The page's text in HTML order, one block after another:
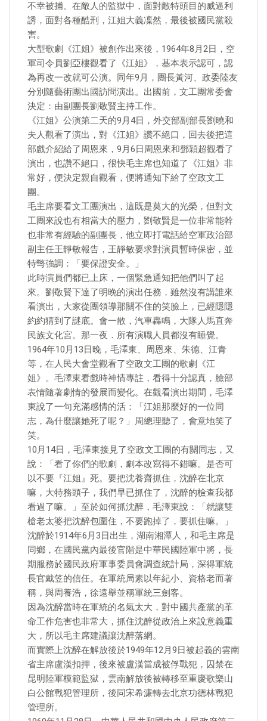
不幸被捕。在敵人的監獄中，面對敵特頭目的威逼利
誘，面對各種酷刑，江姐大義凜然，最後被國民黨殺
害。
大型歌劇《江姐》被創作出來後，1964年8月2日，空
軍司令員劉亞樓觀看了《江姐》，基本表示認可，認
為再改一改就可公演。同年9月，團長黃河、政委陸友
分別隨藝術團出國訪問演出。出國前，文工團常委會
決定：由副團長劉敬賢主持工作。
《江姐》公演第二天的9月4日，外交部副部長劉曉和
夫人觀看了演出，對《江姐》讚不絕口，回去後把這
部戲介紹給了周恩來，9月6日周恩來和鄧穎超觀看了
演出，也讚不絕口，很快毛主席也知道了《江姐》非
常好，便決定親自觀看，便將通知下給了空政文工
團。
毛主席要看文工團演出，這既是莫大的光榮，但對文
工團來說也有相當大的壓力，劉敬賢是一位非常能幹
也非常有經驗的副團長，他立即打電話給空軍政治部
副主任王靜敏報告，王靜敏要求對演員暫時保密，並
特彆強調：「要保證安全。」
此時演員們都已上床，一個緊急通知把他們叫了起
來。劉敬賢下達了明晚的演出任務，雖然沒有講誰來
看演出，大家從團領導那關不住的笑臉上，已經隱隱
約約猜到了謎底。會一散，汽車轟鳴，大隊人馬直奔
民族文化宮。那一夜．所有演職人員都沒有睡覺。
1964年10月13日晚，毛澤東、周恩來、朱德、江青
等，在人民大會堂觀看了空政文工團的歌劇《江
姐》。毛澤東看戲時神情專註，看得十分認真，臉部
表情隨著劇情的發展而變化。在觀看演出期間，毛澤
東說了一句充滿感情的活：「江姐那麼好的一位同
志，為什麼讓她死了呢？」周總理聽了，會意地笑了
笑。
10月14日，毛澤東接見了空政文工團的有關同志，又
說：「看了你們的歌劇，劇本改寫得不錯嘛。是否可
以不要『江姐』死。要把沈養齋抓住，沈醉在北京
嘛，大特務頭子，我們早已抓住了，沈醉的檢查我都
看過了嘛。」至於如何抓沈醉，毛澤東說：「就讓雙
槍老太婆把沈醉包圍住，不要跑掉了，要抓住嘛。」
沈醉於1914年6月3日出生，湖南湘潭人，和毛主席是
同鄉，在國民黨內最後官階是中華民國陸軍中將，長
期服務於國民政府軍事委員會調查統計局，深得軍統
長官戴笠的信任。在軍統局素以年紀小、資格老而著
稱，與周養浩，徐遠舉並稱軍統三劍客。
因為沈醉當時在軍統的名氣太大，對中國共產黨的革
命工作危害也非常大，抓住沈醉從政治上來說意義重
大，所以毛主席建議讓沈醉落網。
而實際上沈醉在解放後於1949年12月9日被起義的雲南
省主席盧漢扣押，後來被盧漢當成被俘戰犯，囚禁在
昆明陸軍模範監獄，雲南解放後被轉移至重慶歌樂山
白公館戰犯管理所，後同宋希濂轉去北京功德林戰犯
管理所。